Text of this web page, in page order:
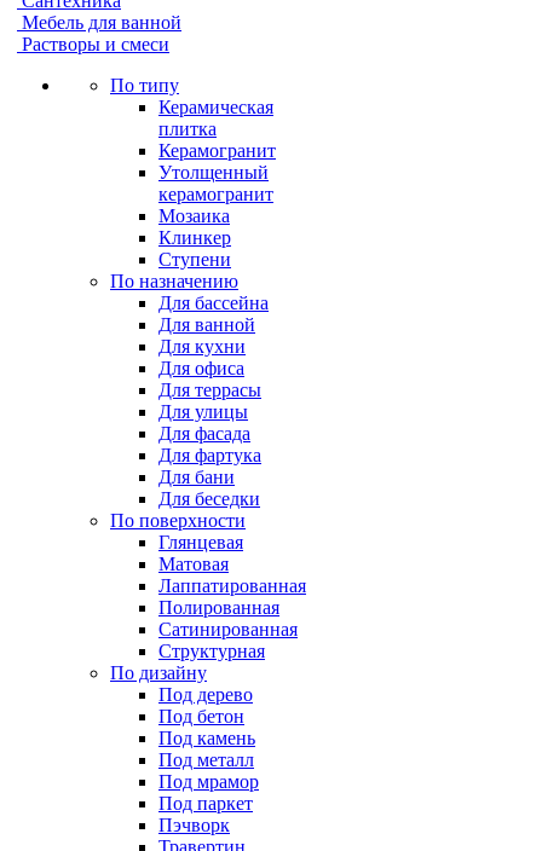
Мебель для ванной
Растворы и смеси
По типу
Керамическая
плитка
Керамогранит
Утолщенный
керамогранит
Мозаика
Клинкер
Ступени
По назначению
Для бассейна
Для ванной
Для кухни
Для офиса
Для террасы
Для улицы
Для фасада
Для фартука
Для бани
Для беседки
По поверхности
Глянцевая
Матовая
Лаппатированная
Полированная
Сатинированная
Структурная
По дизайну
Под дерево
Под бетон
Под камень
Под металл
Под мрамор
Под паркет
Пэчворк
Травертин